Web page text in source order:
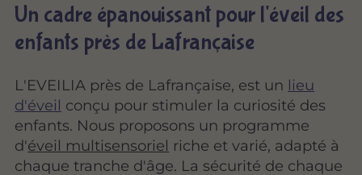
Un cadre épanouissant pour l'éveil des
enfants près de Lafrançaise
L'EVEILIA près de Lafrançaise, est un lieu
d'éveil conçu pour stimuler la curiosité des
enfants. Nous proposons un programme
d'éveil multisensoriel riche et varié, adapté à
chaque tranche d'âge. La sécurité de chaque